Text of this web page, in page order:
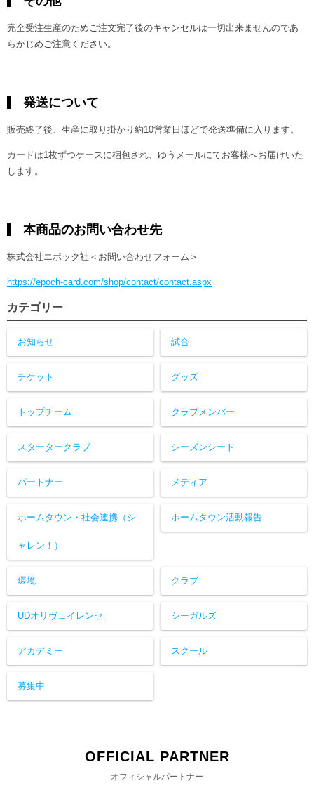
完全受注生産のためご注文完了後のキャンセルは一切出来ませんのであ
らかじめご注意ください。
発送について
販売終了後、生産に取り掛かり約10営業日ほどで発送準備に入ります。
カードは1枚ずつケースに梱包され、ゆうメールにてお客様へお届けいた
します。
本商品のお問い合わせ先
株式会社エポック社＜お問い合わせフォーム＞
https://epoch-card.com/shop/contact/contact.aspx
カテゴリー
お知らせ 試合
チケット グッズ
トップチーム クラブメンバー
スタータークラブ シーズンシート
パートナー メディア
ホームタウン・社会連携（シ
ャレン！）
ホームタウン活動報告
環境 クラブ
UDオリヴェイレンセ シーガルズ
アカデミー スクール
募集中
OFFICIAL PARTNER
オフィシャルパートナー